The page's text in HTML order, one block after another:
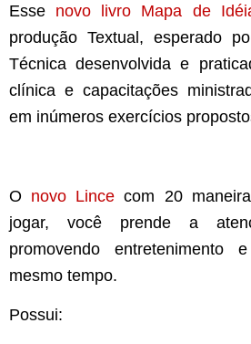
Esse novo livro Mapa de
produção Textual, esperado
Técnica desenvolvida e
clínica e capacitações
em inúmeros exercícios
O novo Lince com 20
jogar, você prende a
promovendo entretenimento
mesmo tempo.
Possui: